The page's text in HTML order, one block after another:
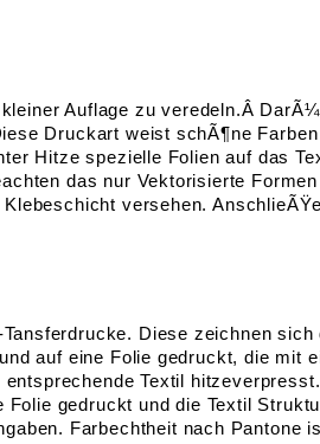
Auflage zu veredeln.Â
Druckart weist schÃ¶ne
Hitze spezielle Folien auf das
das nur Vektorisierte
versehen.
Diese zeichnen
auf eine Folie gedruckt, die
Textil
gedruckt und die Textil
Farbechtheit nach Pantone